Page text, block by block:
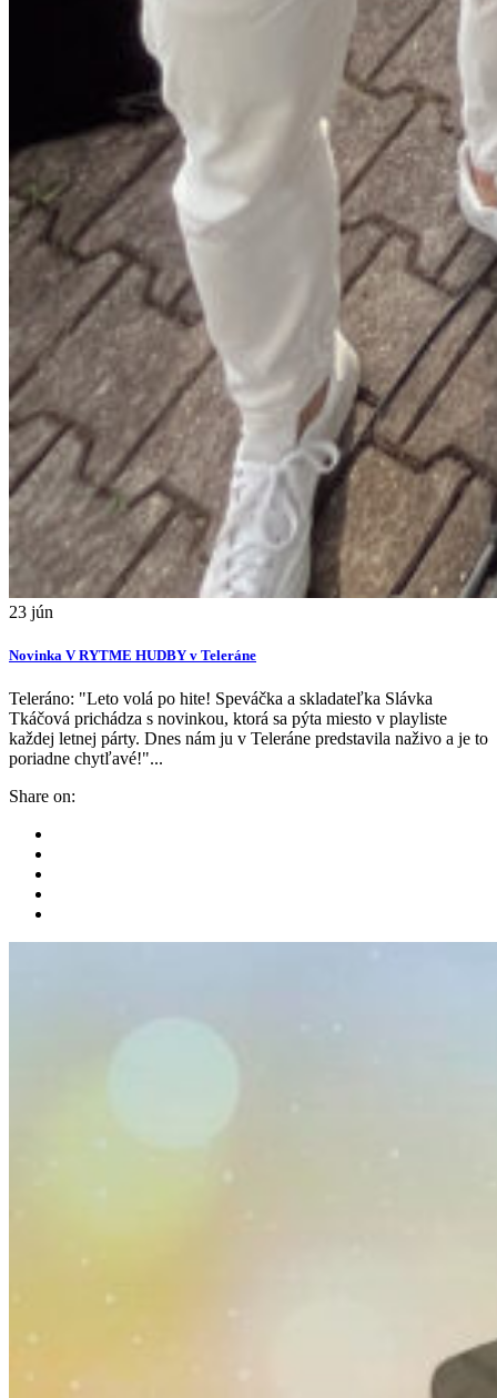
23 jún
Novinka V RYTME HUDBY v Teleráne
Teleráno: "Leto volá po hite! Speváčka a skladateľka Slávka
Tkáčová prichádza s novinkou, ktorá sa pýta miesto v playliste
každej letnej párty. Dnes nám ju v Teleráne predstavila naživo a je to
poriadne chytľavé!"...
Share on: